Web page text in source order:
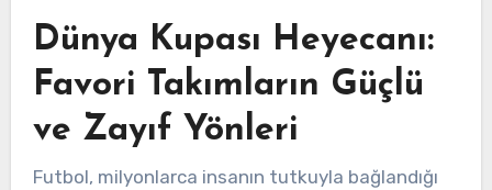
Dünya Kupası Heyecanı:
Favori Takımların Güçlü
ve Zayıf Yönleri
Futbol, milyonlarca insanın tutkuyla bağlandığı